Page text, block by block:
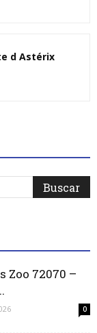
d Astérix
Zoo 72070 –
0